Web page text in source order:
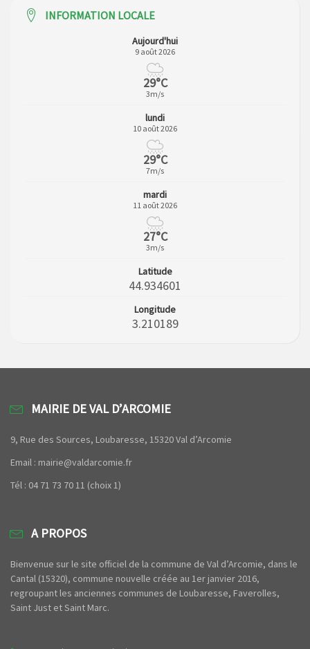
INFORMATION LOCALE
Aujourd'hui
9 août 2026
29°C
3m/s
lundi
10 août 2026
29°C
7m/s
mardi
11 août 2026
27°C
3m/s
Latitude
44.934601
Longitude
3.210189
MAIRIE DE VAL D’ARCOMIE
9, Rue des Sources, Loubaresse, 15320 Val d’Arcomie
Email : mairie@valdarcomie.fr
Tél : 04 71 73 70 11 (choix 1)
A PROPOS
Bienvenue sur le site officiel de la commune de Val d’Arcomie, dans le
Cantal (15320), commune nouvelle créée au 1er janvier 2016,
regroupant les anciennes communes de Loubaresse, Faverolles,
Saint Just et Saint Marc.